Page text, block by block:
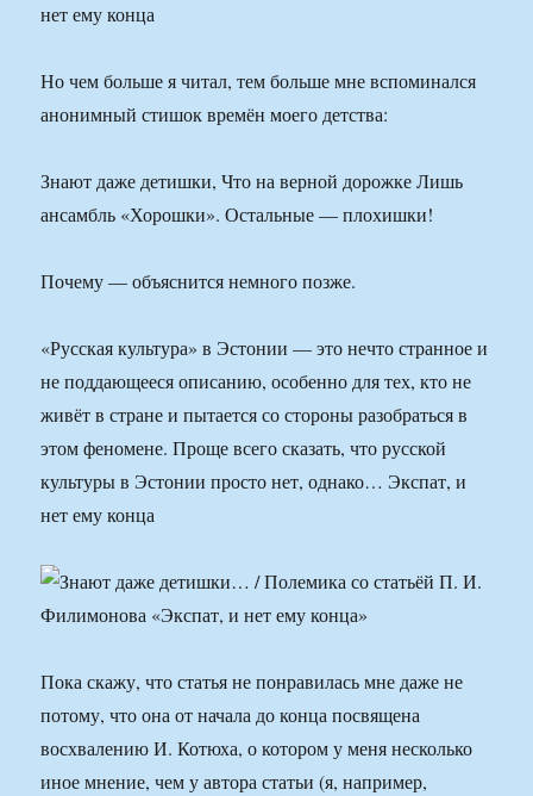
нет ему конца
Но чем больше я читал, тем больше мне вспоминался
анонимный стишок времён моего детства:
Знают даже детишки, Что на верной дорожке Лишь
ансамбль «Хорошки». Остальные — плохишки!
Почему — объяснится немного позже.
«Русская культура» в Эстонии — это нечто странное и
не поддающееся описанию, особенно для тех, кто не
живёт в стране и пытается со стороны разобраться в
этом феномене. Проще всего сказать, что русской
культуры в Эстонии просто нет, однако… Экспат, и
нет ему конца
Пока скажу, что статья не понравилась мне даже не
потому, что она от начала до конца посвящена
восхвалению И. Котюха, о котором у меня несколько
иное мнение, чем у автора статьи (я, например,